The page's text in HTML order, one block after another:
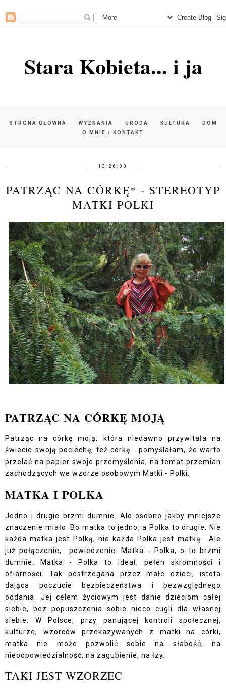
Stara Kobieta... i ja
STRONA GŁÓWNA WYZNANIA URODA KULTURA
DOM
O MNIE / KONTAKT
13:26:00
PATRZĄC NA CÓRKĘ* - STEREOTYP
MATKI POLKI
PATRZĄC NA CÓRKĘ MOJĄ
Patrząc na córkę moją, która niedawno przywitała na
świecie swoją pociechę, też córkę - pomyślałam, że warto
przelać na papier swoje przemyślenia, na temat przemian
zachodzących we wzorze osobowym Matki - Polki.
MATKA I POLKA
Jedno i drugie brzmi dumnie. Ale osobno jakby mniejsze
znaczenie miało. Bo matka to jedno, a Polka to drugie. Nie
każda matka jest Polką, nie każda Polka jest matką. Ale
już połączenie, powiedzenie: Matka - Polka, o to brzmi
dumnie. Matka - Polka to ideał, pełen skromności i
ofiarności. Tak postrzegana przez małe dzieci, istota
dająca poczucie bezpieczeństwa i bezwzględnego
oddania. Jej celem życiowym jest danie dzieciom całej
siebie, bez popuszczenia sobie nieco cugli dla własnej
siebie. W Polsce, przy panującej kontroli społecznej,
kulturze, wzorców przekazywanych z matki na córki,
matka nie może pozwolić sobie na słabość, na
nieodpowiedzialność, na zagubienie, na łzy.
TAKI JEST WZORZEC